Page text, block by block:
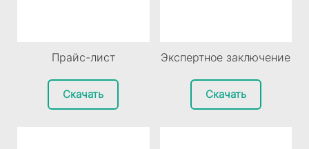
Прайс-лист
Скачать
Экспертное заключение
Скачать